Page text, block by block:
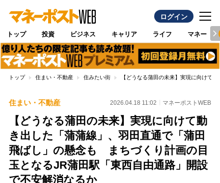
ログイン
トップ 投資 ビジネス キャリア ライフ マネー
トップ 住まい・不動産 住みたい街 【どうなる蒲田の未来】実現に向けて
住まい・不動産 2026.04.18 11:02 マネーポストWEB
【どうなる蒲田の未来】実現に向けて動
き出した「蒲蒲線」、羽田直通で「蒲田
飛ばし」の懸念も まちづくり計画の目
玉となるJR蒲田駅「東西自由通路」開設
で不安解消なるか